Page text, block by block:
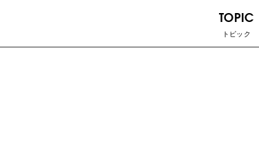
TOPIC
トピック